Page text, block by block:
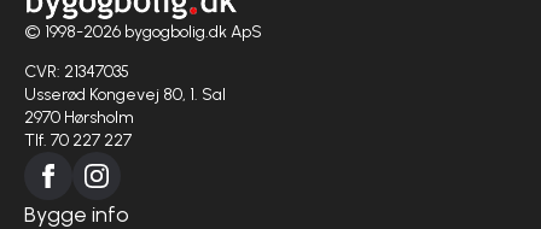
© 1998-2026 bygogbolig.dk ApS
CVR: 21347035
Usserød Kongevej 80, 1. Sal
2970 Hørsholm
Tlf. 70 227 227
Bygge info